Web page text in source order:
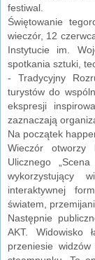
festiwal.
Świętowanie
wieczór, 12
Instytucie im.
spotkania sztuki,
- Tradycyjny
turystów do
ekspresji
zaznaczają
Na początek
Wieczór otworzy
Ulicznego
wykorzystujący
interaktywnej
światem,
Następnie
AKT. Widowisko
przeniesie